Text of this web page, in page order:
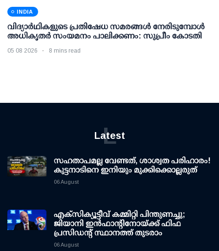
INDIA
വിദ്യാര്‍ഥികളുടെ പ്രതിഷേധ സമരങ്ങള്‍ നേരിടുമ്പോള്‍
അധികൃതര്‍ സംയമനം പാലിക്കണം: സുപ്രീം കോടതി
05 08 2026 8 mins read
Latest
L
സഹതാപമല്ല വേണ്ടത്, ശാശ്വത പരിഹാരം!
കുട്ടനാടിനെ ഇനിയും മുക്കിക്കൊല്ലരുത്
06 August
എക്സിക്യൂട്ടീവ് കമ്മിറ്റി പിന്തുണച്ചു;
ജിയാനി ഇന്‍ഫാന്റിനോയ്ക്ക് ഫിഫ
പ്രസിഡന്റ് സ്ഥാനത്ത് തുടരാം
06 August